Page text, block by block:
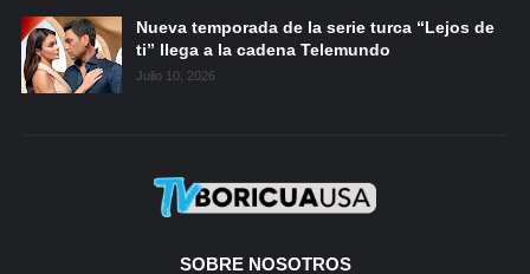
Nueva temporada de la serie turca “Lejos de
ti” llega a la cadena Telemundo
Julio 10, 2026
SOBRE NOSOTROS